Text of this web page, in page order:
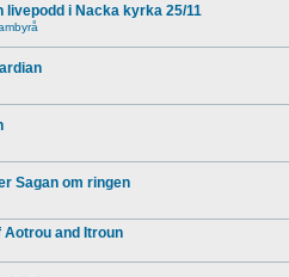
livepodd i Nacka kyrka 25/11
Sagan om ringen
Aotrou and Itroun